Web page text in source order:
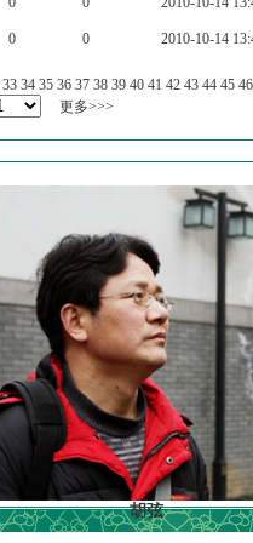
0 0 2010-10-14
33 34 35 36 37 38 39 40 41 42 43 44 45 46
更多>>>
胡弦